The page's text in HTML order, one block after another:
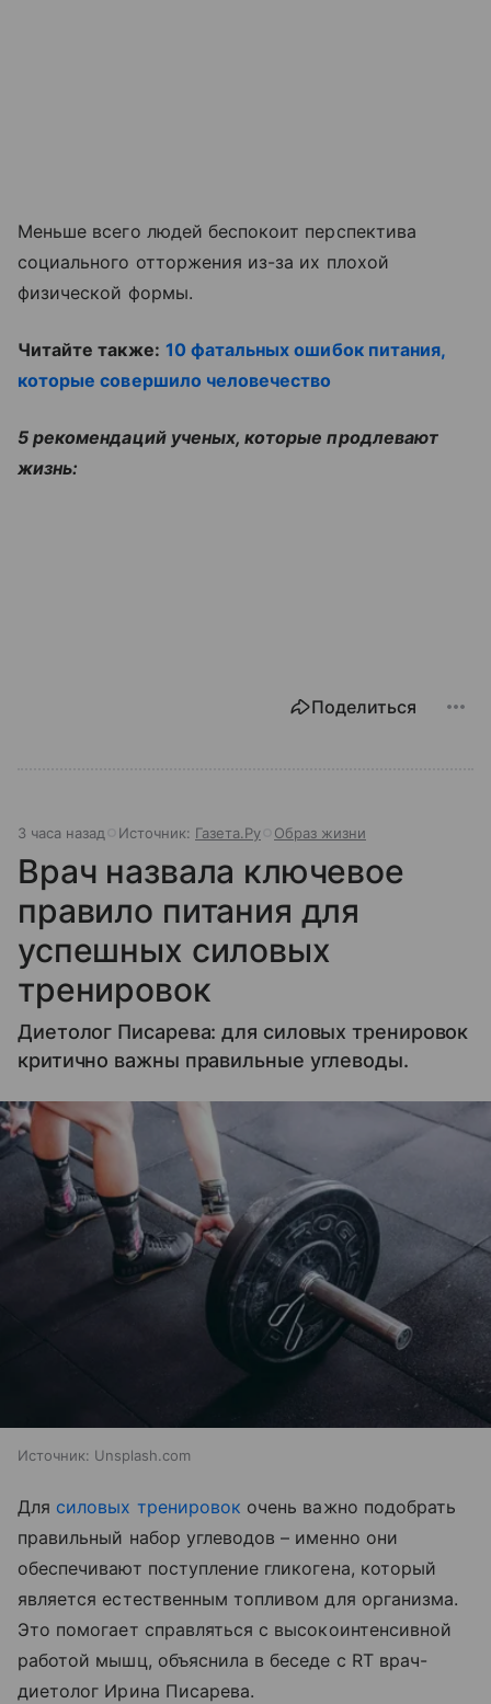
Меньше всего людей беспокоит перспектива
социального отторжения из-за их плохой
физической формы.
Читайте также: 10 фатальных ошибок питания,
которые совершило человечество
5 рекомендаций ученых, которые продлевают
жизнь:
Поделиться
3 часа назад Источник: Газета.Ру Образ жизни
Врач назвала ключевое
правило питания для
успешных силовых
тренировок
Диетолог Писарева: для силовых тренировок
критично важны правильные углеводы.
Источник: Unsplash.com
Для силовых тренировок очень важно подобрать
правильный набор углеводов – именно они
обеспечивают поступление гликогена, который
является естественным топливом для организма.
Это помогает справляться с высокоинтенсивной
работой мышц, объяснила в беседе с RT врач-
диетолог Ирина Писарева.